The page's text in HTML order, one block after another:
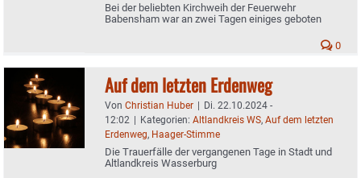
Bei der beliebten Kirchweih der Feuerwehr
Babensham war an zwei Tagen einiges geboten
0
Auf dem letzten Erdenweg
Von Christian Huber | Di. 22.10.2024 -
12:02 | Kategorien: Altlandkreis WS, Auf dem letzten
Erdenweg, Haager-Stimme
Die Trauerfälle der vergangenen Tage in Stadt und
Altlandkreis Wasserburg